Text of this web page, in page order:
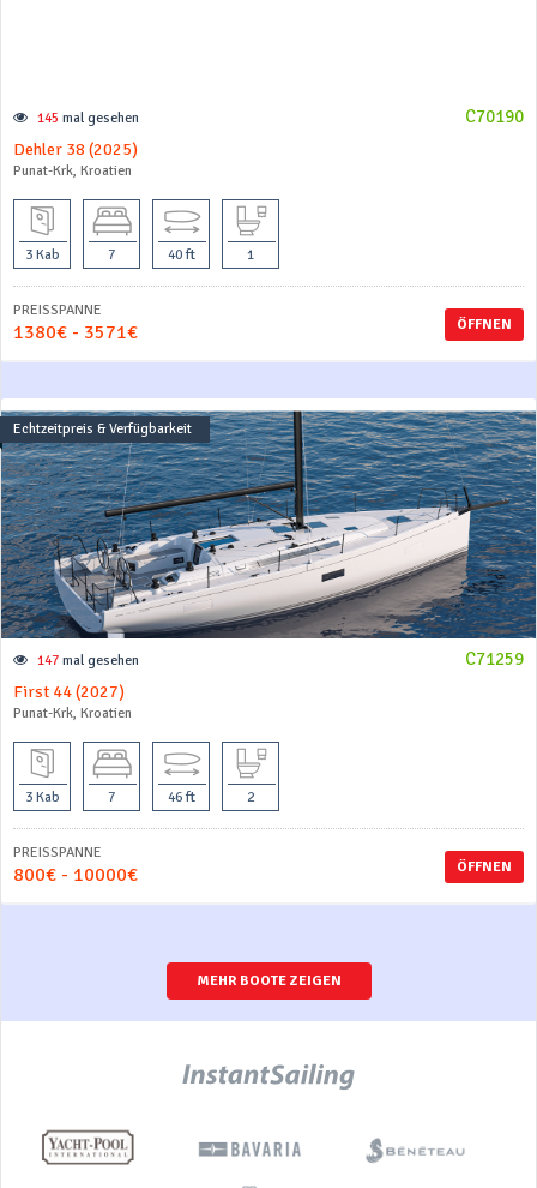
C70190
145 mal gesehen
Dehler 38 (2025)
Punat-Krk, Kroatien
3 Kab 7 40 ft 1
ÖFFNEN
PREISSPANNE
1380€ - 3571€
Echtzeitpreis & Verfügbarkeit
C71259
147 mal gesehen
First 44 (2027)
Punat-Krk, Kroatien
3 Kab 7 46 ft 2
ÖFFNEN
PREISSPANNE
800€ - 10000€
MEHR BOOTE ZEIGEN